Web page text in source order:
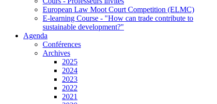
European Law Moot Court Competition (ELMC)
E-learning Course - "How can trade contribute to
sustainable development?"
Agenda
Conférences
Archives
2025
2024
2023
2022
2021